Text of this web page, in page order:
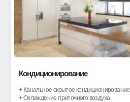
Кондиционирование
+Канальное скрытое кондиционирование
+Охлаждение приточного воздуха